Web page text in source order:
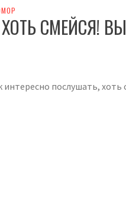
ХОТЬ СМЕЙСЯ!
интересно послушать,